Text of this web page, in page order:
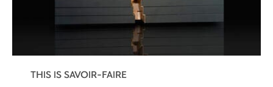
THIS IS SAVOIR-FAIRE